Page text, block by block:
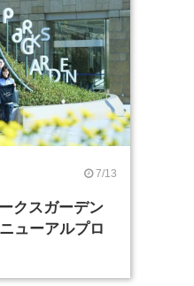
7/13
クスガーデン
ューアルプロ